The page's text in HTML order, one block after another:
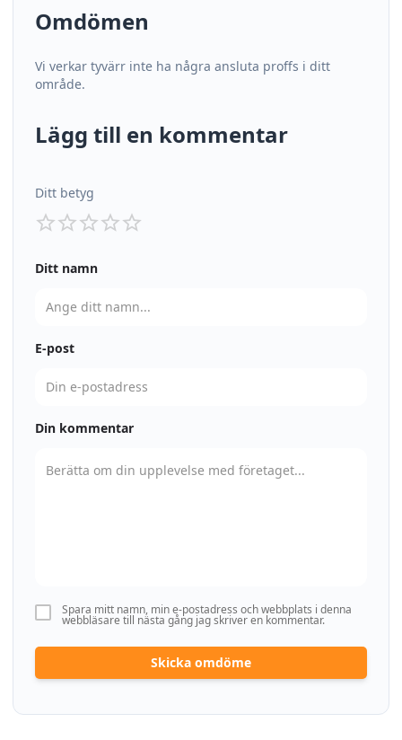
Omdömen
Vi verkar tyvärr inte ha några ansluta proffs i ditt
område.
Lägg till en kommentar
Ditt betyg
Ditt namn
E-post
Din kommentar
Spara mitt namn, min e-postadress och webbplats i denna
webbläsare till nästa gång jag skriver en kommentar.
Skicka omdöme